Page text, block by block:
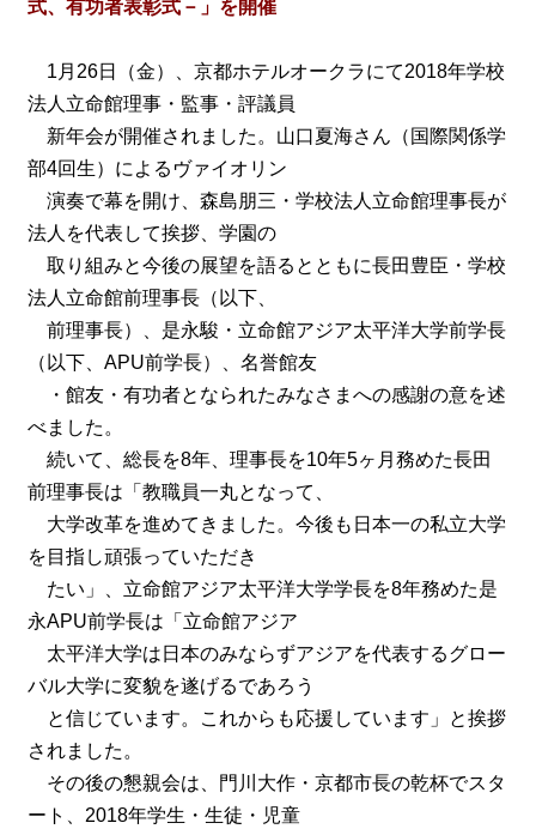
式、有功者表彰式－」を開催
1月26日（金）、京都ホテルオークラにて2018年学校
法人立命館理事・監事・評議員
新年会が開催されました。山口夏海さん（国際関係学
部4回生）によるヴァイオリン
演奏で幕を開け、森島朋三・学校法人立命館理事長が
法人を代表して挨拶、学園の
取り組みと今後の展望を語るとともに長田豊臣・学校
法人立命館前理事長（以下、
前理事長）、是永駿・立命館アジア太平洋大学前学長
（以下、APU前学長）、名誉館友
・館友・有功者となられたみなさまへの感謝の意を述
べました。
続いて、総長を8年、理事長を10年5ヶ月務めた長田
前理事長は「教職員一丸となって、
大学改革を進めてきました。今後も日本一の私立大学
を目指し頑張っていただき
たい」、立命館アジア太平洋大学学長を8年務めた是
永APU前学長は「立命館アジア
太平洋大学は日本のみならずアジアを代表するグロー
バル大学に変貌を遂げるであろう
と信じています。これからも応援しています」と挨拶
されました。
その後の懇親会は、門川大作・京都市長の乾杯でスタ
ート、2018年学生・生徒・児童